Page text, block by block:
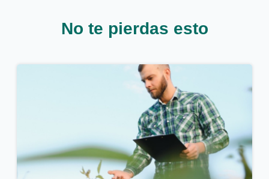
No te pierdas esto